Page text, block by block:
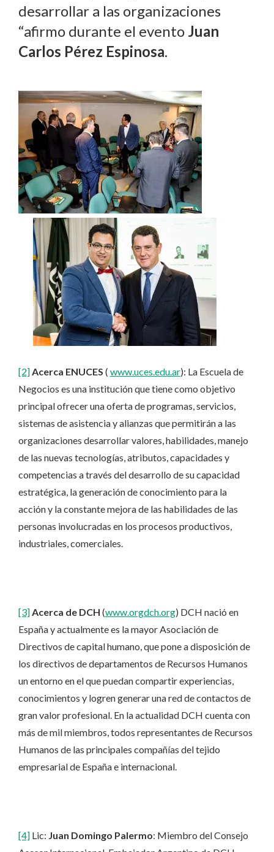
desarrollar a las organizaciones
“afirmo durante el evento Juan
Carlos Pérez Espinosa.
[2] Acerca ENUCES ( www.uces.edu.ar): La Escuela de
Negocios es una institución que tiene como objetivo
principal ofrecer una oferta de programas, servicios,
sistemas de asistencia y alianzas que permitirán a las
organizaciones desarrollar valores, habilidades, manejo
de las nuevas tecnologías, atributos, capacidades y
competencias a través del desarrollo de su capacidad
estratégica, la generación de conocimiento para la
acción y la constante mejora de las habilidades de las
personas involucradas en los procesos productivos,
industriales, comerciales.
[3] Acerca de DCH (www.orgdch.org) DCH nació en
España y actualmente es la mayor Asociación de
Directivos de capital humano, que pone a disposición de
los directivos de departamentos de Recursos Humanos
un entorno en el que puedan compartir experiencias,
conocimientos y logren generar una red de contactos de
gran valor profesional. En la actualidad DCH cuenta con
más de mil miembros, todos representantes de Recursos
Humanos de las principales compañías del tejido
empresarial de España e internacional.
[4] Lic: Juan Domingo Palermo: Miembro del Consejo